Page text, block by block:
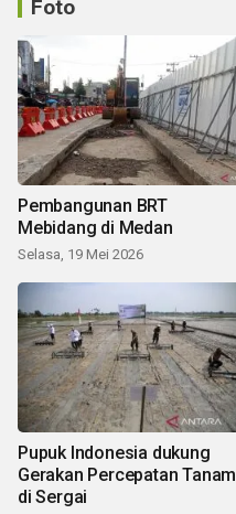
Foto
Pembangunan BRT
Mebidang di Medan
Selasa, 19 Mei 2026
Pupuk Indonesia dukung
Gerakan Percepatan Tanam
di Sergai